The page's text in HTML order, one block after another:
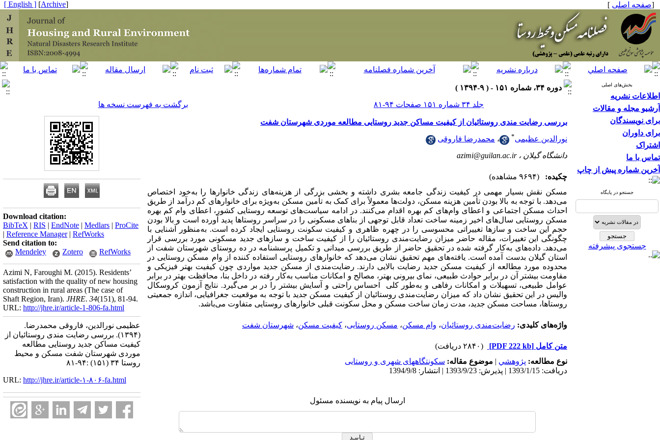
[صفحه اصلی ]
[
Archive
]
[ English ]
بخش‌های اصلی
اطلاعات نشریه
آرشیو مجله و مقالات
برای نویسندگان
برای داوران
اشتراک
تماس با ما
آخرین شماره پیش از چاپ
جستجو در پایگاه
جستجوی پیشرفته
دوره ۳۴، شماره ۱۵۱ - ( ۹-۱۳۹۴ )
جلد ۳۴ شماره ۱۵۱ صفحات ۹۴-۸۱
برگشت به فهرست نسخه ها
بررسی رضایت مندی روستائیان از کیفیت مساکن جدید روستایی مطالعه موردی شهرستان شفت
نورالدین عظیمی* ، محمدرضا فاروقی
دانشگاه گیلان ،azimi@guilan.ac.ir
چکیده:
(۹۶۹۴ مشاهده)
مسکن نقش بسیار مهمی در کیفیت زندگی جامعه بشری داشته و بخشی بزرگی از هزینه‌های زندگی خانوارها را به‌خود اختصاص
می‌دهد. با توجه به بالا بودن تأمین هزینه مسکن، دولت‌ها معمولاً برای کمک به تأمین مسکن به‌ویژه برای خانوارهای کم درآمد از طریق
احداث مسکن اجتماعی و اعطای وام‌های کم بهره اقدام می‌کنند. در ادامه سیاست‌های توسعه روستایی کشور، اعطای وام کم بهره
مسکن روستایی سال‌های اخیر زمینه ساخت تعداد قابل توجهی از بناهای مسکونی را در سراسر روستاها پدید آورده است و بالا بودن
حجم این ساخت و سازها تغییراتی محسوسی را در چهره ظاهری و کیفیت سکونت روستایی ایجاد کرده است. به‌منظور آشنایی با
چگونگی این تغییرات، مقاله حاضر میزان رضایت‌مندی روستائیان را از کیفیت ساخت و سازهای جدید مسکونی مورد بررسی قرار
می‌دهد. داده‌های به‌کار گرفته شده در تحقیق حاضر از طریق بررسی میدانی و تکمیل پرسشنامه در ده روستای شهرستان شفت از
استان گیلان بدست آمده است. یافته‌های مهم تحقیق نشان می‌دهد که خانوارهای روستایی استفاده کننده از وام مسکن روستایی در
محدوده مورد مطالعه از کیفیت مسکن جدید رضایت بالایی دارند. رضایت‌مندی از مسکن جدید مواردی چون کیفیت بهتر فیزیکی و
مقاومت بیشتر آن در برابر حوادث طبیعی، نمای بیرونی بهتر، مصالح و امکانات مناسب به‌کار رفته در داخل بنا، محافظت بهتر در برابر
عوامل طبیعی، تسهیلات و امکانات رفاهی و به‌طور کلی احساس راحتی و آسایش بیشتر را در بر می‌گیرد. نتایج آزمون کروسکال
والیس در این تحقیق نشان داد که میزان رضایت‌مندی روستائیان از کیفیت مسکن جدید با توجه به موقعیت جغرافیایی، اندازه جمعیتی
روستاها، مساحت مسکن جدید، مدت زمان ساخت مسکن و محل سکونت قبلی خانوارهای روستایی متفاوت می‌باشد.
واژه‌های کلیدی: رضایت‌مندی روستائیان، وام مسکن، مسکن روستایی، کیفیت مسکن، شهرستان شفت
متن کامل [PDF 222 kb]
(۲۸۴۰ دریافت)
نوع مطالعه: پژوهشي | موضوع مقاله: سکونتگاههای شهری و روستایی
دریافت: 1393/1/15 | پذیرش: 1393/9/23 | انتشار: 1394/9/8
ارسال پیام به نویسنده مسئول
Download citation:
BibTeX | RIS | EndNote | Medlars | ProCite
| Reference Manager| RefWorks
Send citation to:
Mendeley
Zotero RefWorks
Azimi N, Faroughi M. (2015). Residents’
satisfaction with the quality of new housing
construction in rural areas (The case of
Shaft Region, Iran). JHRE. 34(151), 81-94.
URL: http://jhre.ir/article-1-806-fa.html
عظیمی نورالدین، فاروقی محمدرضا.
(۱۳۹۴).
بررسی رضایت مندی روستائیان از
کیفیت مساکن جدید روستایی مطالعه
موردی شهرستان شفت مسکن و محیط
روستا ۳۴ (۱۵۱) :۹۴-۸۱
URL: http://jhre.ir/article-۱-۸۰۶-fa.html